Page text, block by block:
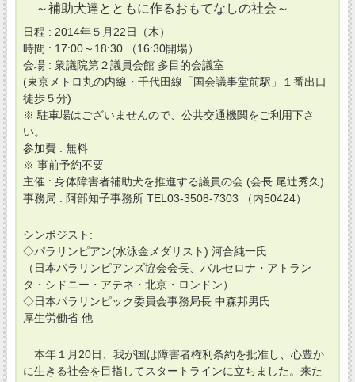
～補助犬達とともに作るおもてなしの社会～
日程 : 2014年５月22日（木）
時間 : 17:00～18:30 （16:30開場）
会場 : 衆議院第２議員会館 多目的会議室
(東京メトロ丸の内線・千代田線「国会議事堂前駅」１番出口
徒歩５分)
※ 駐車場はございませんので、公共交通機関をご利用下さ
い。
参加費 : 無料
※ 事前予約不要
主催 : 身体障害者補助犬を推進する議員の会 (会長 尾辻秀久)
事務局 : 阿部知子事務所 TEL03-3508-7303 （内50424）
シンポジスト:
◇パラリンピアン(水泳金メダリスト) 河合純一氏
（日本パラリンピアンズ協会会長、バルセロナ・アトラン
タ・シドニー・アテネ・北京・ロンドン）
◇日本パラリンピック委員会事務局長 中森邦男氏
厚生労働省 他
本年１月20日、我が国は障害者権利条約を批准し、心豊か
に生きる社会を目指してスタートラインに立ちました。来た